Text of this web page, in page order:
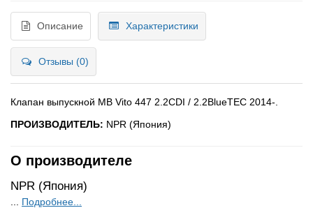
Описание Характеристики
Отзывы (0)
Клапан выпускной MB Vito 447 2.2CDI / 2.2BlueTEC 2014-.
ПРОИЗВОДИТЕЛЬ: NPR (Япония)
О производителе
NPR (Япония)
Подробнее...